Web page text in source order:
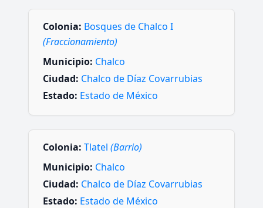
Colonia: Bosques de Chalco I
(Fraccionamiento)
Municipio: Chalco
Ciudad: Chalco de Díaz Covarrubias
Estado: Estado de México
Colonia: Tlatel (Barrio)
Municipio: Chalco
Ciudad: Chalco de Díaz Covarrubias
Estado: Estado de México